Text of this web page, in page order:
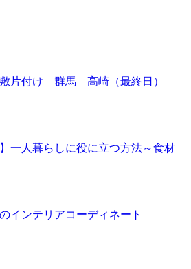
片付け 群馬 高崎（最終日）
】一人暮らしに役に立つ方法～食材
インテリアコーディネート